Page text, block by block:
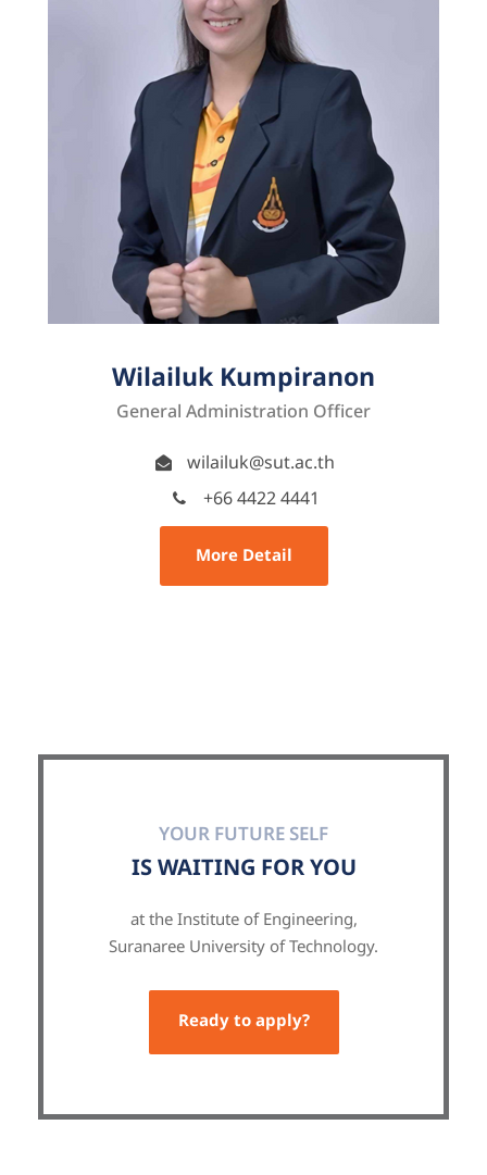
Wilailuk Kumpiranon
General Administration Officer
wilailuk@sut.ac.th
+66 4422 4441
More Detail
YOUR FUTURE SELF
IS WAITING FOR YOU
at the Institute of Engineering,
Suranaree University of Technology.
Ready to apply?